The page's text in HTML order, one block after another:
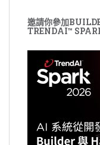
邀請你參加
TRENDAI™